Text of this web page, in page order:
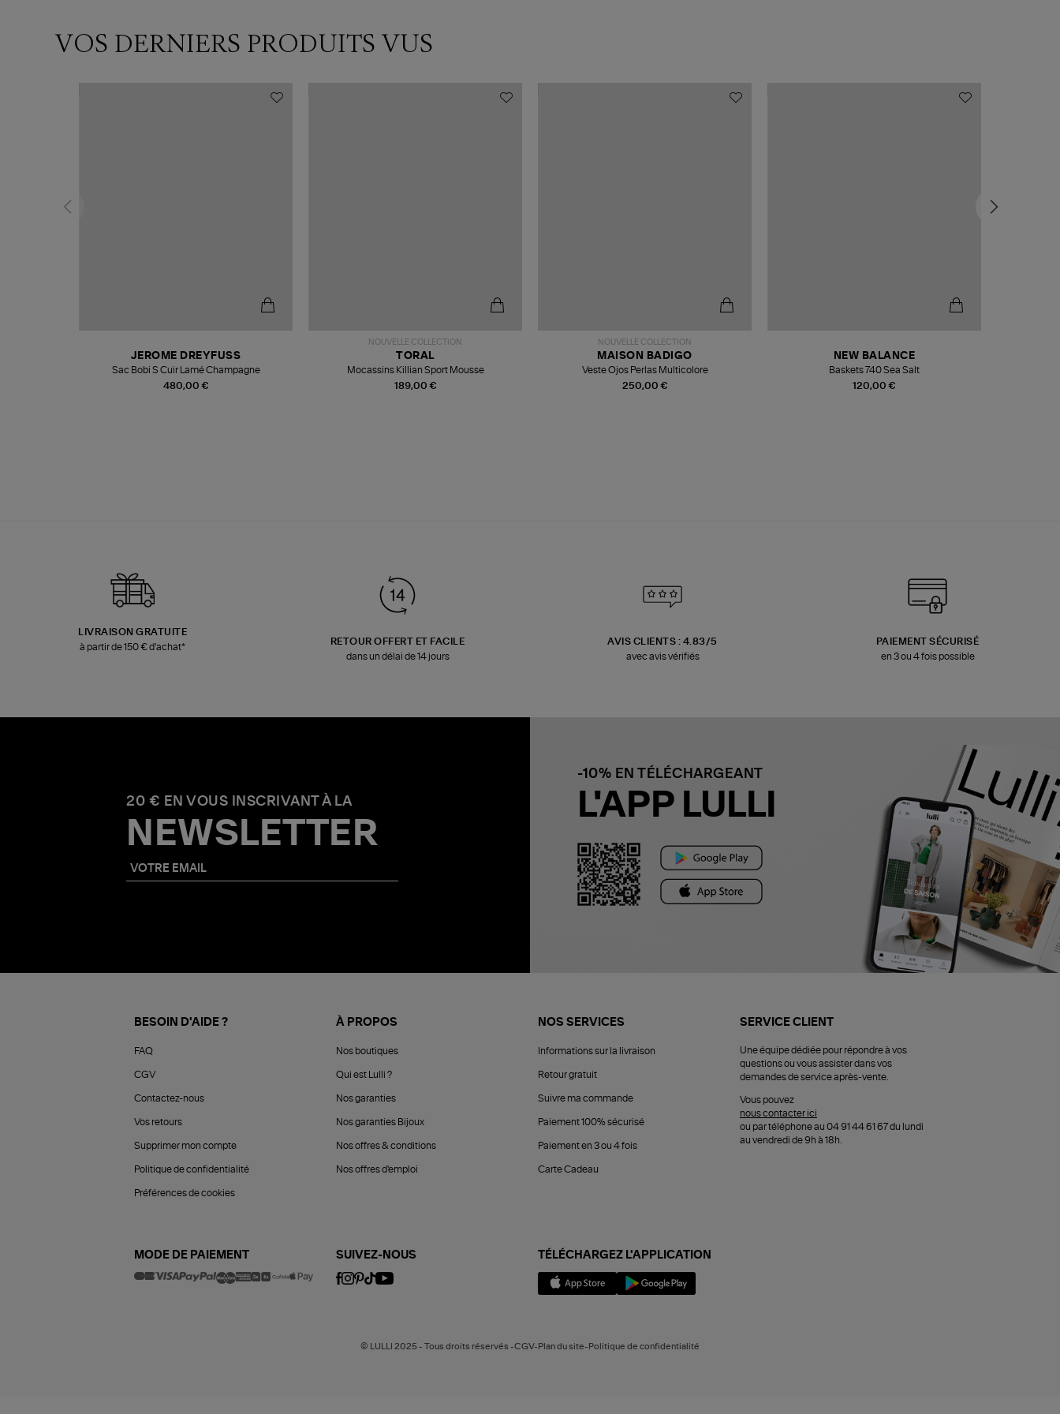
VOS DERNIERS PRODUITS VUS
480,00 €
JEROME DREYFUSS
Sac Bobi S Cuir Lamé Champagne
NOUVELLE COLLECTION
189,00 €
TORAL
Mocassins Killian Sport Mousse
NOUVELLE COLLECTION
250,00 €
MAISON BADIGO
Veste Ojos Perlas Multicolore
120,00 €
NEW BALANCE
Baskets 740 Sea Salt
LIVRAISON GRATUITE
à partir de 150 € d'achat*
RETOUR OFFERT ET FACILE
dans un délai de 14 jours
AVIS CLIENTS : 4.83/5
avec avis vérifiés
PAIEMENT SÉCURISÉ
en 3 ou 4 fois possible
20 € EN VOUS INSCRIVANT À LA
NEWSLETTER
-10% EN TÉLÉCHARGEANT
L'APP LULLI
BESOIN D'AIDE ?
FAQ
CGV
Contactez-nous
Vos retours
Supprimer mon compte
Politique de confidentialité
Préférences de cookies
À PROPOS
Nos boutiques
Qui est Lulli ?
Nos garanties
Nos garanties Bijoux
Nos offres & conditions
Nos offres d'emploi
NOS SERVICES
Informations sur la livraison
Retour gratuit
Suivre ma commande
Paiement 100% sécurisé
Paiement en 3 ou 4 fois
Carte Cadeau
SERVICE CLIENT
Une équipe dédiée pour répondre à vos
questions ou vous assister dans vos
demandes de service après-vente.
Vous pouvez
nous contacter ici
ou par téléphone au 04 91 44 61 67 du lundi
au vendredi de 9h à 18h.
MODE DE PAIEMENT SUIVEZ-NOUS TÉLÉCHARGEZ L'APPLICATION
© LULLI 2025 - Tous droits réservés -CGV-Plan du site-Politique de confidentialité